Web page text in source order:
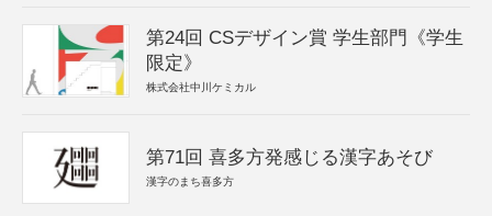
第24回 CSデザイン賞 学生部門《学生
限定》
株式会社中川ケミカル
第71回 喜多方発感じる漢字あそび
漢字のまち喜多方